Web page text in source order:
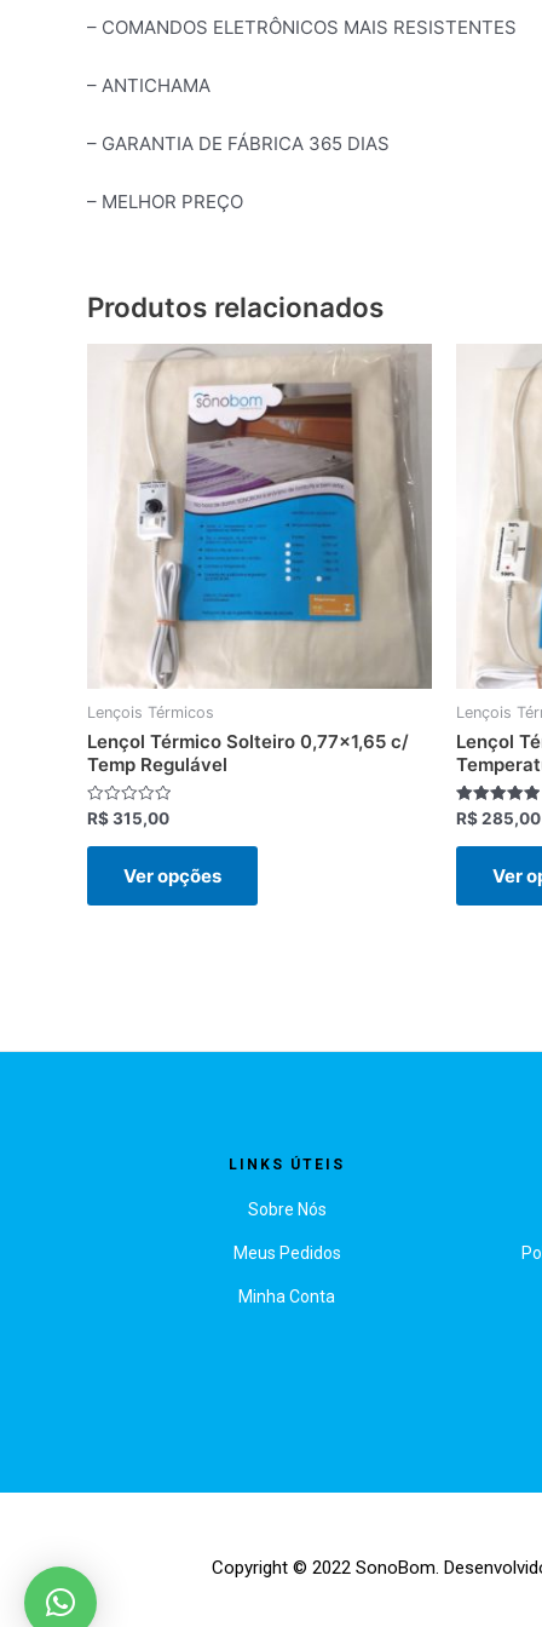
– COMANDOS ELETRÔNICOS MAIS RESISTENTES
– ANTICHAMA
– GARANTIA DE FÁBRICA 365 DIAS
– MELHOR PREÇO
Produtos relacionados
Lençois Térmicos
Lençol Térmico Solteiro 0,77×1,65 c/
Temp Regulável
Avaliação
0
de
R$315,00
Ver opções
produto
tem
várias
variantes.
As
opções
podem
escolhidas
produto
Lençois
Lençol
Avaliação
5.00
de 5
R$285,00
Ver
LINKS ÚTEIS
Sobre Nós
Meus Pedidos
Minha Conta
Copyright © 2022 SonoBom.